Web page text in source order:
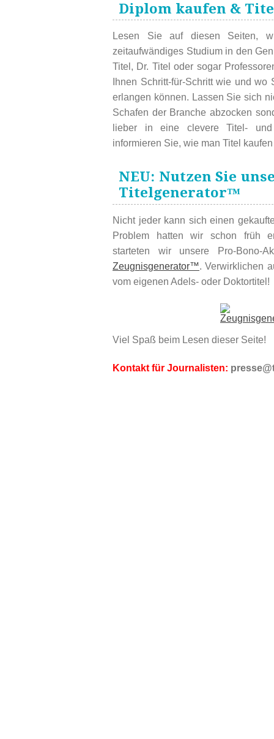
Diplom kaufen &
Lesen Sie auf diesen Seiten,
zeitaufwändiges Studium in den
Titel, Dr. Titel oder sogar
Ihnen Schritt-für-Schritt wie und
erlangen können. Lassen Sie sich
Schafen der Branche abzocken
lieber in eine clevere Titel-
informieren Sie, wie man Titel
NEU: Nutzen Sie
Titelgenerator™
Nicht jeder kann sich einen
Problem hatten wir schon früh
starteten wir unsere Pro-Bono-
Zeugnisgenerator™. Verwirklichen
vom eigenen Adels- oder Doktortitel!
Viel Spaß beim Lesen dieser Seite!
Kontakt für Journalisten: